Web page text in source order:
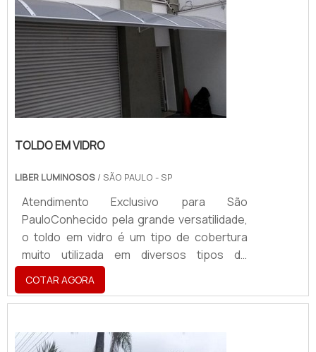
TOLDO EM VIDRO
LIBER LUMINOSOS / SÃO PAULO - SP
Atendimento Exclusivo para São
PauloConhecido pela grande versatilidade,
o toldo em vidro é um tipo de cobertura
muito utilizada em diversos tipos de
estabelecimentos e pode proteger
pessoas e objetos contra a ação da chuva,
do sol e de outros tipos de intempéries
estão abrigados sob o mesmo. O
COTAR AGORA